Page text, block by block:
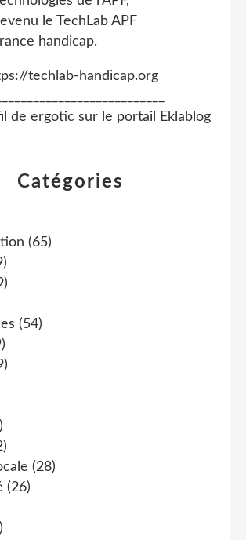
Catégories
(65)
(54)
(28)
(26)
techlab-handicap.org
de ergotic sur le portail Eklablog